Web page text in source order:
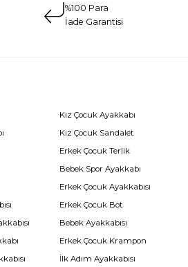
%100 Para
İade Garantisi
Kız Çocuk Ayakkabı
Kız Çocuk Sandalet
Erkek Çocuk Terlik
Bebek Spor Ayakkabı
Erkek Çocuk Ayakkabısı
Erkek Çocuk Bot
Bebek Ayakkabısı
Erkek Çocuk Krampon
İlk Adım Ayakkabısı